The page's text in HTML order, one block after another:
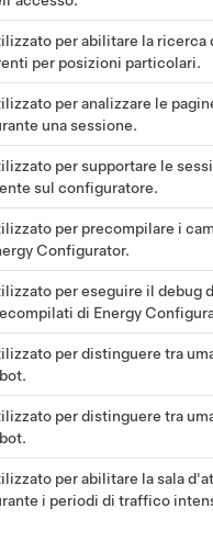
per abilitare la ricerca
per posizioni particolari.
per analizzare le
una sessione.
per supportare le
sul configuratore.
per precompilare i
Configurator.
per eseguire il debug
di Energy
per distinguere tra
per distinguere tra
per abilitare la sala
i periodi di traffico